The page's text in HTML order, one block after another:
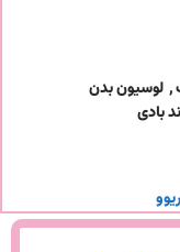
, لوسیون بدن
بادی